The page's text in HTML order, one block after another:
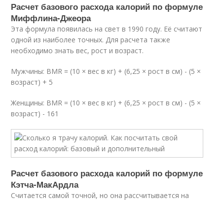
Расчет базового расхода калорий по формуле
Миффлина-Джеора
Эта формула появилась на свет в 1990 году. Её считают
одной из наиболее точных. Для расчета также
необходимо знать вес, рост и возраст.
Мужчины: BMR = (10 × вес в кг) + (6,25 × рост в см) - (5 ×
возраст) + 5
Женщины: BMR = (10 × вес в кг) + (6,25 × рост в см) - (5 ×
возраст) - 161
Расчет базового расхода калорий по формуле
Кэтча-МакАрдла
Считается самой точной, но она рассчитывается на